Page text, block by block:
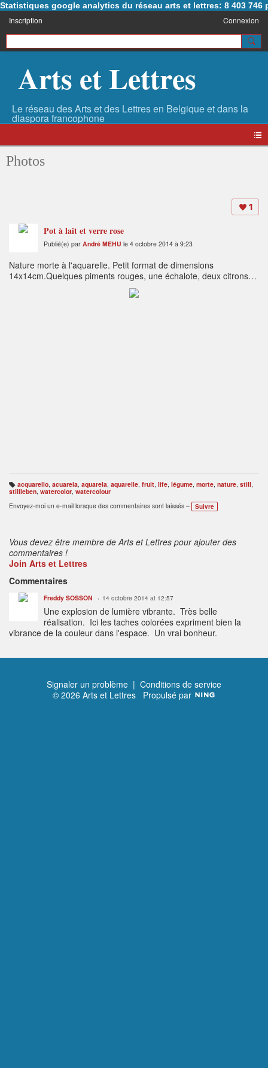
Statistiques google analytics du réseau arts et lettres: 8 403 746
Inscription Connexion
Arts et Lettres
Photos
1
Pot à lait et verre rose
Publié(e) par André MEHU le 4 octobre 2014 à 9:23
Nature morte à l'aquarelle. Petit format de dimensions
14x14cm.Quelques piments rouges, une échalote, deux citrons
verts , une nectarine et un tube de peinture sont posés sur une
table devant un verre rose et un pot à lait.
B
ali
s
e
acquarello, acuarela, aquarela, aquarelle, fruit, life, légume, morte, nature, still,
stillleben watercolor watercolour
Envoyez-moi un e-mail lorsque des commentaires sont laissés –
Suivre
Vous devez être membre de Arts et Lettres pour ajouter des
commentaires !
Join Arts et Lettres
Commentaires
Freddy SOSSON 14 octobre 2014 at 12:57
Une explosion de lumière vibrante. Très belle
réalisation. Ici les taches colorées expriment bien la
vibrance de la couleur dans l'espace. Un vrai bonheur.
Signaler un problème | Conditions de service
© 2026 Arts et Lettres Propulsé par